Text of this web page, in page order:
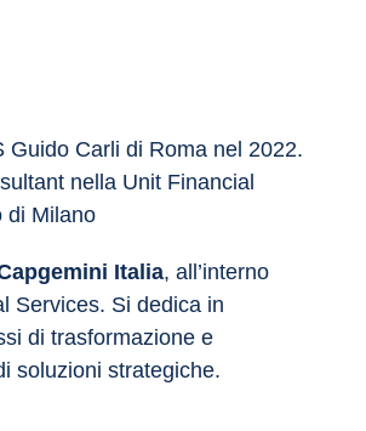
Guido Carli di Roma nel 2022.
nella Unit Financial
di Milano
Italia, all’interno
Services. Si dedica in
di trasformazione e
soluzioni strategiche.